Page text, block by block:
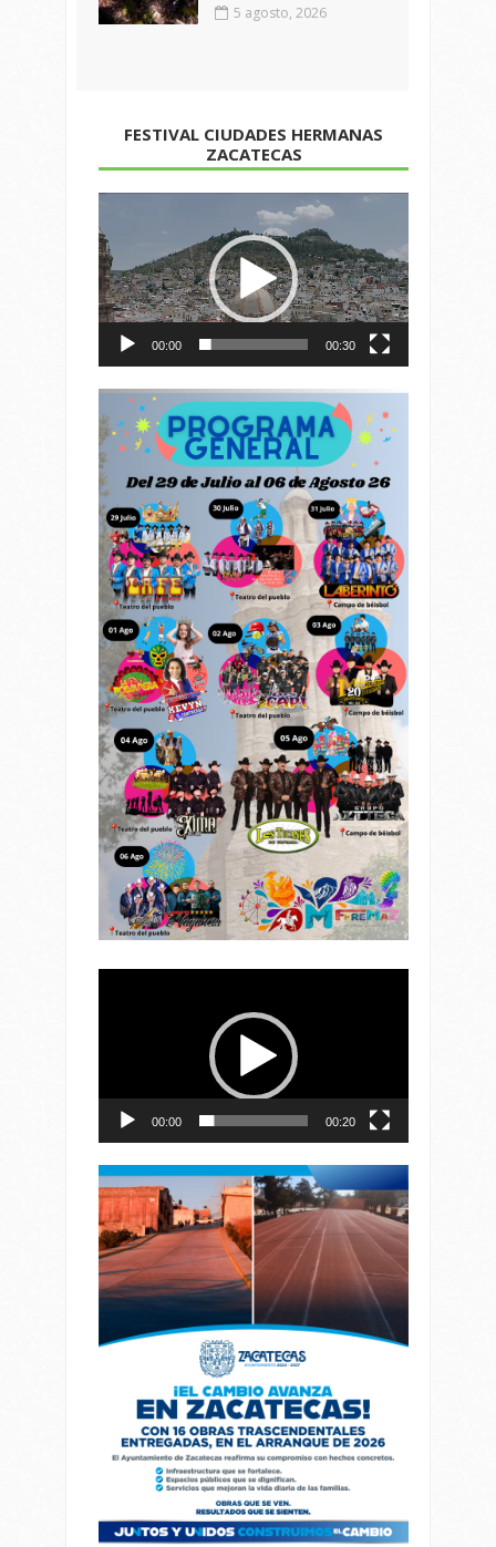
5 agosto, 2026
FESTIVAL CIUDADES HERMANAS
ZACATECAS
de
vídeo
00:00 00:30
00:00 00:20